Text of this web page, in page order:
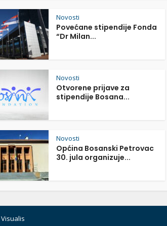
Novosti
Povećane stipendije Fonda
“Dr Milan...
Novosti
Otvorene prijave za
stipendije Bosana...
Novosti
Općina Bosanski Petrovac
30. jula organizuje...
Visualis